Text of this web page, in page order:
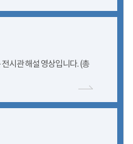
시관 해설 영상입니다. (총